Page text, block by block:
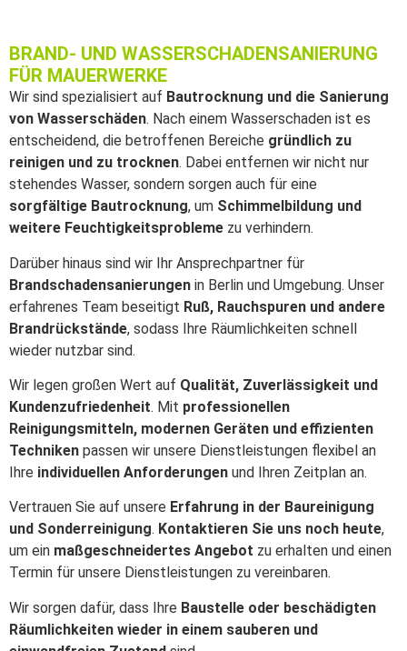
BRAND- UND WASSERSCHADENSANIERUNG
FÜR MAUERWERKE
Wir sind spezialisiert auf Bautrocknung und die Sanierung
von Wasserschäden. Nach einem Wasserschaden ist es
entscheidend, die betroffenen Bereiche gründlich zu
reinigen und zu trocknen. Dabei entfernen wir nicht nur
stehendes Wasser, sondern sorgen auch für eine
sorgfältige Bautrocknung, um Schimmelbildung und
weitere Feuchtigkeitsprobleme zu verhindern.
Darüber hinaus sind wir Ihr Ansprechpartner für
Brandschadensanierungen in Berlin und Umgebung. Unser
erfahrenes Team beseitigt Ruß, Rauchspuren und andere
Brandrückstände, sodass Ihre Räumlichkeiten schnell
wieder nutzbar sind.
Wir legen großen Wert auf Qualität, Zuverlässigkeit und
Kundenzufriedenheit. Mit professionellen
Reinigungsmitteln, modernen Geräten und effizienten
Techniken passen wir unsere Dienstleistungen flexibel an
Ihre individuellen Anforderungen und Ihren Zeitplan an.
Vertrauen Sie auf unsere Erfahrung in der Baureinigung
und Sonderreinigung. Kontaktieren Sie uns noch heute,
um ein maßgeschneidertes Angebot zu erhalten und einen
Termin für unsere Dienstleistungen zu vereinbaren.
Wir sorgen dafür, dass Ihre Baustelle oder beschädigten
Räumlichkeiten wieder in einem sauberen und